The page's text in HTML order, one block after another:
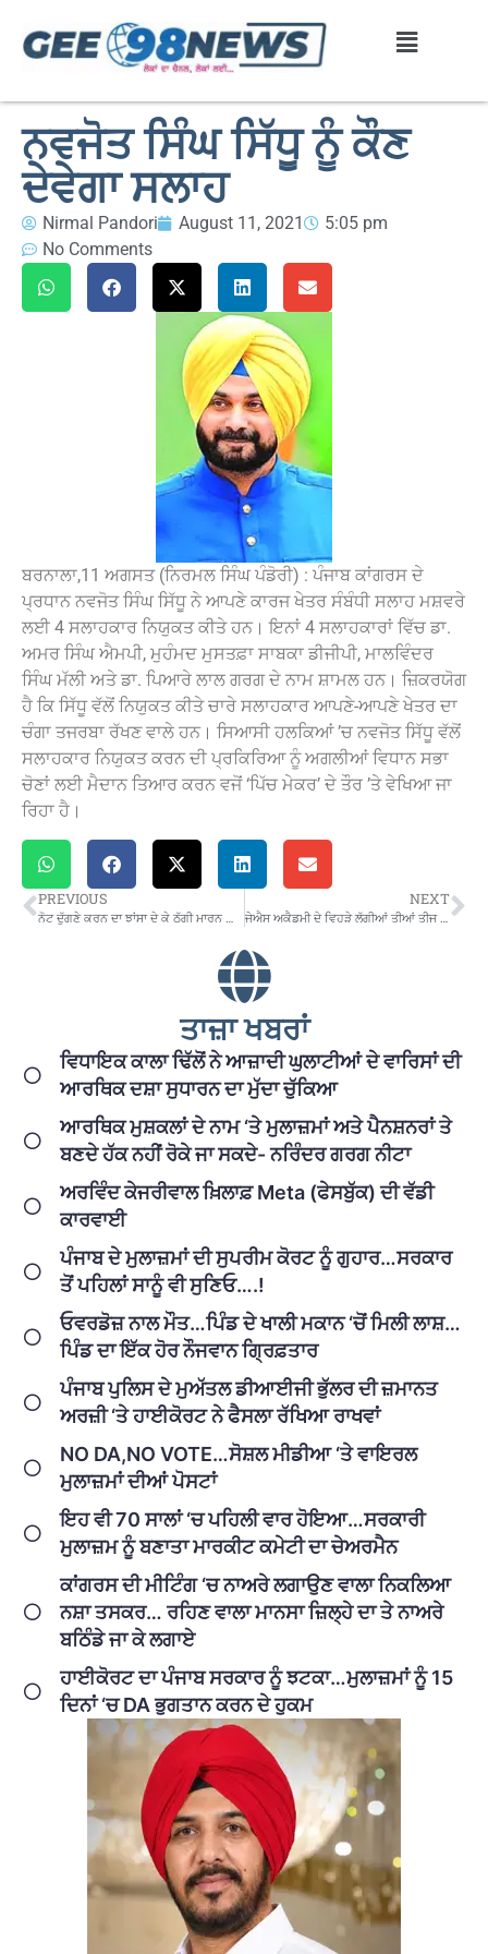
ਨਵਜੋਤ ਸਿੰਘ ਸਿੱਧੂ ਨੂੰ ਕੌਣ
ਦੇਵੇਗਾ ਸਲਾਹ
Nirmal Pandori August 11, 2021
5:05 pm
No Comments
ਬਰਨਾਲਾ,11 ਅਗਸਤ (ਨਿਰਮਲ ਸਿੰਘ ਪੰਡੋਰੀ) : ਪੰਜਾਬ ਕਾਂਗਰਸ ਦੇ
ਪ੍ਰਧਾਨ ਨਵਜੋਤ ਸਿੰਘ ਸਿੱਧੂ ਨੇ ਆਪਣੇ ਕਾਰਜ ਖੇਤਰ ਸੰਬੰਧੀ ਸਲਾਹ ਮਸ਼ਵਰੇ
ਲਈ 4 ਸਲਾਹਕਾਰ ਨਿਯੁਕਤ ਕੀਤੇ ਹਨ। ਇਨਾਂ 4 ਸਲਾਹਕਾਰਾਂ ਵਿੱਚ ਡਾ.
ਅਮਰ ਸਿੰਘ ਐਮਪੀ, ਮੁਹੰਮਦ ਮੁਸਤਫ਼ਾ ਸਾਬਕਾ ਡੀਜੀਪੀ, ਮਾਲਵਿੰਦਰ
ਸਿੰਘ ਮੱਲੀ ਅਤੇ ਡਾ. ਪਿਆਰੇ ਲਾਲ ਗਰਗ ਦੇ ਨਾਮ ਸ਼ਾਮਲ ਹਨ। ਜ਼ਿਕਰਯੋਗ
ਹੈ ਕਿ ਸਿੱਧੂ ਵੱਲੋਂ ਨਿਯੁਕਤ ਕੀਤੇ ਚਾਰੇ ਸਲਾਹਕਾਰ ਆਪਣੇ-ਆਪਣੇ ਖੇਤਰ ਦਾ
ਚੰਗਾ ਤਜਰਬਾ ਰੱਖਣ ਵਾਲੇ ਹਨ। ਸਿਆਸੀ ਹਲਕਿਆਂ ’ਚ ਨਵਜੋਤ ਸਿੱਧੂ ਵੱਲੋਂ
ਸਲਾਹਕਾਰ ਨਿਯੁਕਤ ਕਰਨ ਦੀ ਪ੍ਰਕਿਰਿਆ ਨੂੰ ਅਗਲੀਆਂ ਵਿਧਾਨ ਸਭਾ
ਚੋਣਾਂ ਲਈ ਮੈਦਾਨ ਤਿਆਰ ਕਰਨ ਵਜੋਂ ‘ਪਿੱਚ ਮੇਕਰ’ ਦੇ ਤੌਰ ’ਤੇ ਵੇਖਿਆ ਜਾ
ਰਿਹਾ ਹੈ।
PREVIOUS NEXT
ਤਾਜ਼ਾ ਖਬਰਾਂ
ਵਿਧਾਇਕ ਕਾਲਾ ਢਿੱਲੋਂ ਨੇ ਆਜ਼ਾਦੀ ਘੁਲਾਟੀਆਂ ਦੇ ਵਾਰਿਸਾਂ ਦੀ
ਆਰਥਿਕ ਦਸ਼ਾ ਸੁਧਾਰਨ ਦਾ ਮੁੱਦਾ ਚੁੱਕਿਆ
ਆਰਥਿਕ ਮੁਸ਼ਕਲਾਂ ਦੇ ਨਾਮ ‘ਤੇ ਮੁਲਾਜ਼ਮਾਂ ਅਤੇ ਪੈਨਸ਼ਨਰਾਂ ਤੇ
ਬਣਦੇ ਹੱਕ ਨਹੀਂ ਰੋਕੇ ਜਾ ਸਕਦੇ- ਨਰਿੰਦਰ ਗਰਗ ਨੀਟਾ
ਅਰਵਿੰਦ ਕੇਜਰੀਵਾਲ ਖ਼ਿਲਾਫ਼ Meta (ਫੇਸਬੁੱਕ) ਦੀ ਵੱਡੀ
ਕਾਰਵਾਈ
ਪੰਜਾਬ ਦੇ ਮੁਲਾਜ਼ਮਾਂ ਦੀ ਸੁਪਰੀਮ ਕੋਰਟ ਨੂੰ ਗੁਹਾਰ…ਸਰਕਾਰ
ਤੋਂ ਪਹਿਲਾਂ ਸਾਨੂੰ ਵੀ ਸੁਣਿਓ….!
ਓਵਰਡੋਜ਼ ਨਾਲ ਮੌਤ…ਪਿੰਡ ਦੇ ਖਾਲੀ ਮਕਾਨ ‘ਚੋਂ ਮਿਲੀ ਲਾਸ਼…
ਪਿੰਡ ਦਾ ਇੱਕ ਹੋਰ ਨੌਜਵਾਨ ਗ੍ਰਿਫ਼ਤਾਰ
ਪੰਜਾਬ ਪੁਲਿਸ ਦੇ ਮੁਅੱਤਲ ਡੀਆਈਜੀ ਭੁੱਲਰ ਦੀ ਜ਼ਮਾਨਤ
ਅਰਜ਼ੀ ‘ਤੇ ਹਾਈਕੋਰਟ ਨੇ ਫੈਸਲਾ ਰੱਖਿਆ ਰਾਖਵਾਂ
NO DA,NO VOTE…ਸੋਸ਼ਲ ਮੀਡੀਆ ‘ਤੇ ਵਾਇਰਲ
ਮੁਲਾਜ਼ਮਾਂ ਦੀਆਂ ਪੋਸਟਾਂ
ਇਹ ਵੀ 70 ਸਾਲਾਂ ‘ਚ ਪਹਿਲੀ ਵਾਰ ਹੋਇਆ…ਸਰਕਾਰੀ
ਮੁਲਾਜ਼ਮ ਨੂੰ ਬਣਾਤਾ ਮਾਰਕੀਟ ਕਮੇਟੀ ਦਾ ਚੇਅਰਮੈਨ
ਕਾਂਗਰਸ ਦੀ ਮੀਟਿੰਗ ‘ਚ ਨਾਅਰੇ ਲਗਾਉਣ ਵਾਲਾ ਨਿਕਲਿਆ
ਨਸ਼ਾ ਤਸਕਰ… ਰਹਿਣ ਵਾਲਾ ਮਾਨਸਾ ਜ਼ਿਲ੍ਹੇ ਦਾ ਤੇ ਨਾਅਰੇ
ਬਠਿੰਡੇ ਜਾ ਕੇ ਲਗਾਏ
ਹਾਈਕੋਰਟ ਦਾ ਪੰਜਾਬ ਸਰਕਾਰ ਨੂੰ ਝਟਕਾ…ਮੁਲਾਜ਼ਮਾਂ ਨੂੰ 15
ਦਿਨਾਂ ‘ਚ DA ਭੁਗਤਾਨ ਕਰਨ ਦੇ ਹੁਕਮ